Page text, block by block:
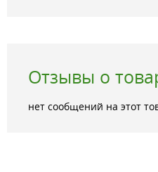
Отзывы о
нет сообщений на этот